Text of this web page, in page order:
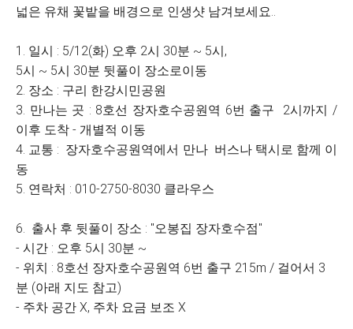
넓은 유채 꽃밭을 배경으로 인생샷 남겨보세요..
1. 일시 : 5/12(화) 오후 2시 30분 ~ 5시,
5시 ~ 5시 30분 뒷풀이 장소로이동
2. 장소 : 구리 한강시민공원
3. 만나는 곳 : 8호선 장자호수공원역 6번 출구 2시까지 /
이후 도착 - 개별적 이동
4. 교통 : 장자호수공원역에서 만나 버스나 택시로 함께 이
동
5. 연락처 : 010-2750-8030 클라우스
6. 출사 후 뒷풀이 장소 : "오봉집 장자호수점"
- 시간 : 오후 5시 30분 ~
- 위치 : 8호선 장자호수공원역 6번 출구 215m / 걸어서 3
분 (아래 지도 참고)
- 주차 공간 X, 주차 요금 보조 X